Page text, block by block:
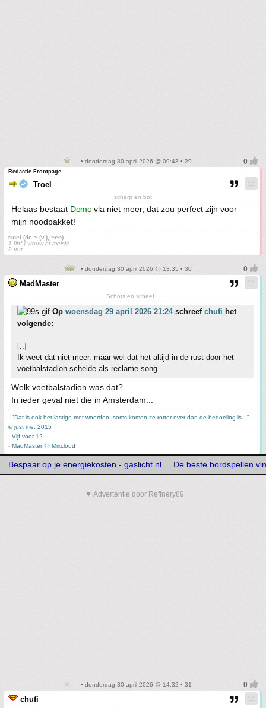
• donderdag 30 april 2026 @ 09:43 • 29
Redactie Frontpage
Troel
scherp en bot
Helaas bestaat Domovla niet meer, dat zou perfect zijn voor
mijn noodpakket!
troel (de ~ (v.), ~en)
1 [inf.] vrouw of meisje
2 trut
• donderdag 30 april 2026 @ 13:35 • 30
MadMaster
Schots en scheef...
Op woensdag 29 april 2026 21:24schreef chufi het
volgende:
[..]
Ik weet dat niet meer. maar wel dat het altijd in de rust door het
voetbalstadion schelde als reclame song
Welk voetbalstadion was dat?
In ieder geval niet die in Amsterdam...
- "Dat is ook het lastige met woorden, soms komen ze rotter over dan de bedoeling is..." -
© just me, 2015
- Vijf voor 12...
- MadMaster @ Mixcloud
Bespaar op je energiekosten - gaslicht.nl De beste bordspellen
▼ Advertentie door Refinery89
• donderdag 30 april 2026 @ 14:32 • 31
chufi